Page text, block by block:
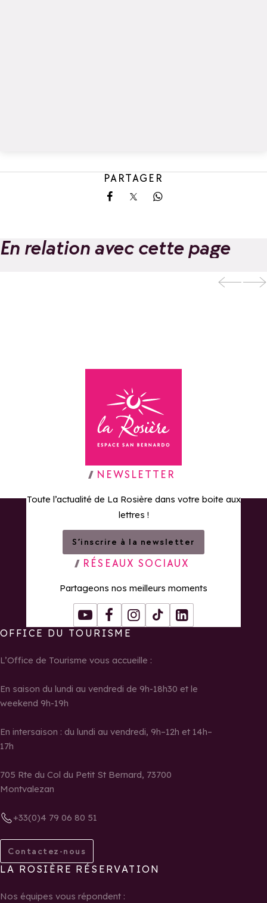
PARTAGER
Partager sur Facebook
Partager sur X
Partager sur
En relation avec cette page
Retour à la page d'accueil
NEWSLETTER
Toute l’actualité de La Rosière dans votre boite aux
lettres !
S’inscrire à la newsletter
RÉSEAUX SOCIAUX
Partageons nos meilleurs moments
YoutubeFacebookInstagram
Tiktok LinkedIn
OFFICE DU TOURISME
L’Office de Tourisme vous accueille :
En saison du lundi au vendredi de 9h-18h30 et le
weekend 9h-19h
En intersaison : du lundi au vendredi, 9h–12h et 14h–
17h
705 Rte du Col du Petit St Bernard, 73700
Montvalezan
+33(0)4 79 06 80 51
Contactez-nous
LA ROSIÈRE RÉSERVATION
Nos équipes vous répondent :